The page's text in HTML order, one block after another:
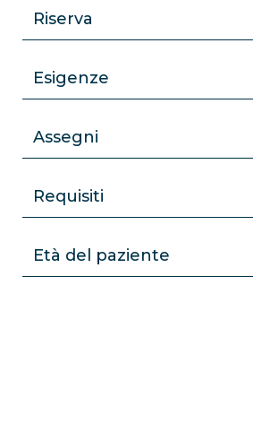
Riserva
Esigenze
Assegni
Requisiti
Età del paziente